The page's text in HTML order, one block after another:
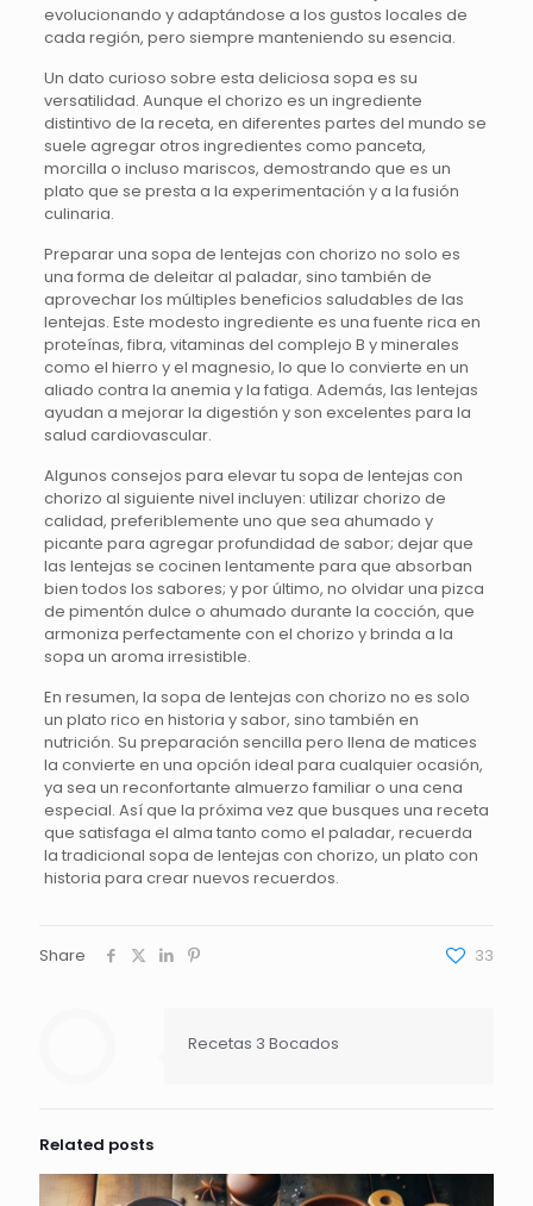
evolucionando y adaptándose a los gustos locales de
cada región, pero siempre manteniendo su esencia.
Un dato curioso sobre esta deliciosa sopa es su
versatilidad. Aunque el chorizo es un ingrediente
distintivo de la receta, en diferentes partes del mundo se
suele agregar otros ingredientes como panceta,
morcilla o incluso mariscos, demostrando que es un
plato que se presta a la experimentación y a la fusión
culinaria.
Preparar una sopa de lentejas con chorizo no solo es
una forma de deleitar al paladar, sino también de
aprovechar los múltiples beneficios saludables de las
lentejas. Este modesto ingrediente es una fuente rica en
proteínas, fibra, vitaminas del complejo B y minerales
como el hierro y el magnesio, lo que lo convierte en un
aliado contra la anemia y la fatiga. Además, las lentejas
ayudan a mejorar la digestión y son excelentes para la
salud cardiovascular.
Algunos consejos para elevar tu sopa de lentejas con
chorizo al siguiente nivel incluyen: utilizar chorizo de
calidad, preferiblemente uno que sea ahumado y
picante para agregar profundidad de sabor; dejar que
las lentejas se cocinen lentamente para que absorban
bien todos los sabores; y por último, no olvidar una pizca
de pimentón dulce o ahumado durante la cocción, que
armoniza perfectamente con el chorizo y brinda a la
sopa un aroma irresistible.
En resumen, la sopa de lentejas con chorizo no es solo
un plato rico en historia y sabor, sino también en
nutrición. Su preparación sencilla pero llena de matices
la convierte en una opción ideal para cualquier ocasión,
ya sea un reconfortante almuerzo familiar o una cena
especial. Así que la próxima vez que busques una receta
que satisfaga el alma tanto como el paladar, recuerda
la tradicional sopa de lentejas con chorizo, un plato con
historia para crear nuevos recuerdos.
Share 33
Recetas 3 Bocados
Related posts